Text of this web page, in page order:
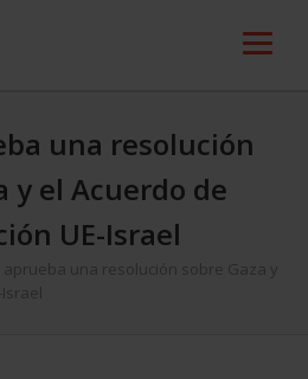
una resolución
y el Acuerdo de
UE-Israel
aprueba una resolución sobre Gaza y